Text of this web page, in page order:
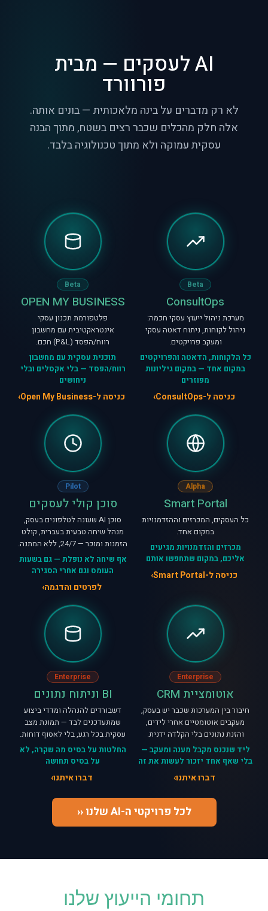
AI לעסקים — מבית
פורוורד
לא רק מדברים על בינה מלאכותית — בונים אותה.
אלה חלק מהכלים שכבר רצים בשטח, מתוך הבנה
עסקית עמוקה ולא מתוך טכנולוגיה בלבד.
Beta
ConsultOps
מערכת ניהול ייעוץ עסקי חכמה:
ניהול לקוחות, ניתוח דאטה עסקי
ומעקב פרויקטים.
כל הלקוחות, הדאטה והפרויקטים
במקום אחד — במקום גיליונות
מפוזרים
כניסה ל-ConsultOps
Beta
OPEN MY BUSINESS
פלטפורמת תכנון עסקי
אינטראקטיבית עם מחשבון
רווח/הפסד (P&L) חכם.
תוכנית עסקית עם מחשבון
רווח/הפסד — בלי אקסלים ובלי
ניחושים
כניסה ל-Open My Business
Alpha
Smart Portal
כל העסקים, המכרזים וההזדמנויות
במקום אחד.
מכרזים והזדמנויות מגיעים
אליכם, במקום שתחפשו אותם
כניסה ל-Smart Portal
Pilot
סוכן קולי לעסקים
סוכן AI שעונה לטלפונים בעסק,
מנהל שיחה טבעית בעברית, קולט
הזמנות ומוכר — 24/7, ללא המתנה.
אף שיחה לא נופלת — גם בשעות
העומס וגם אחרי הסגירה
לפרטים והדגמה
Enterprise
אוטומציית CRM
חיבור בין המערכות שכבר יש בעסק,
מעקבים אוטומטיים אחרי לידים,
והזנת נתונים בלי הקלדה ידנית.
ליד שנכנס מקבל מענה ומעקב —
בלי שאף אחד יזכור לעשות את זה
דברו איתנו
Enterprise
BI וניתוח נתונים
דשבורדים להנהלה ומדדי ביצוע
שמתעדכנים לבד — תמונת מצב
עסקית בכל רגע, בלי לאסוף דוחות.
החלטות על בסיס מה שקרה, לא
על בסיס תחושה
דברו איתנו
לכל פרויקטי ה-AI שלנו ‹‹
תחומי הייעוץ שלנו